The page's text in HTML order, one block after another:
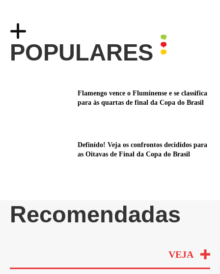
POPULARES
Flamengo vence o Fluminense e se classifica
para às quartas de final da Copa do Brasil
Definido! Veja os confrontos decididos para
as Oitavas de Final da Copa do Brasil
Recomendadas
VEJA